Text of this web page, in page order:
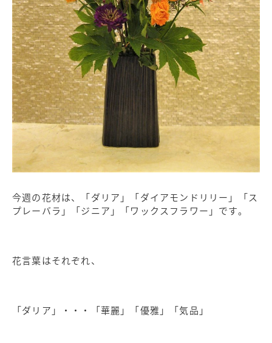
今週の花材は、「ダリア」「ダイアモンドリリー」「ス
プレーバラ」「ジニア」「ワックスフラワー」です。
花言葉はそれぞれ、
「ダリア」・・・「華麗」「優雅」「気品」